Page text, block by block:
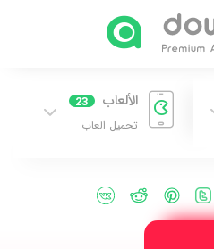
الألعاب 23
تحميل العاب